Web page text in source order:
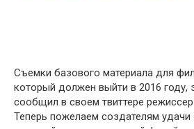
Съемки базового материала для
который должен выйти в 2016 году,
сообщил в своем твиттере
Теперь пожелаем создателям удачи